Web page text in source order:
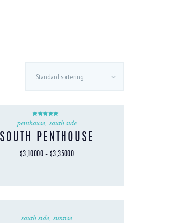
penthouse, south side
SOUTH PENTHOUSE
5.00
av 5
$3,10000 – $3,35000
har
flere
varianter.
south side, sunrise